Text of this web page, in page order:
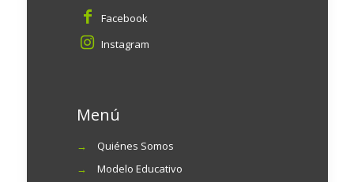
Facebook
Instagram
Menú
→
Quiénes Somos
→
Modelo Educativo